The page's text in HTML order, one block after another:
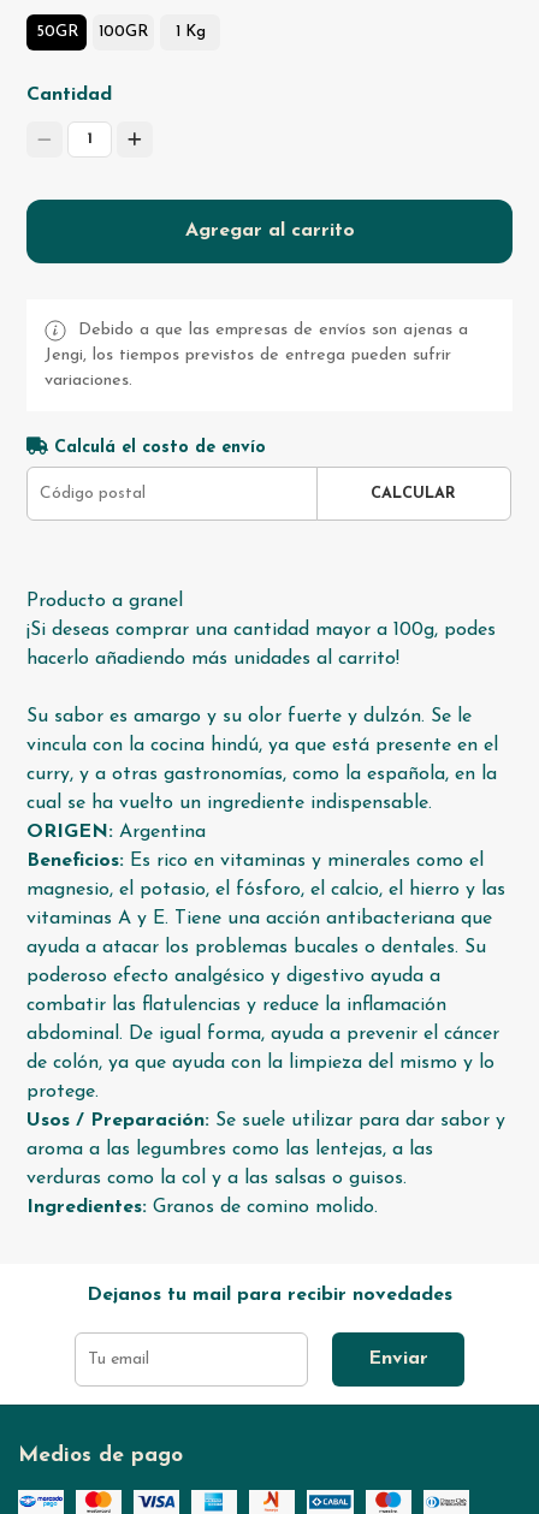
50GR 100GR 1 Kg
Cantidad
1
Agregar al carrito
Debido a que las empresas de envíos son ajenas a
Jengi, los tiempos previstos de entrega pueden sufrir
variaciones.
Calculá el costo de envío
CALCULAR
Producto a granel
¡Si deseas comprar una cantidad mayor a 100g, podes
hacerlo añadiendo más unidades al carrito!
Su sabor es amargo y su olor fuerte y dulzón. Se le
vincula con la cocina hindú, ya que está presente en el
curry, y a otras gastronomías, como la española, en la
cual se ha vuelto un ingrediente indispensable.
ORIGEN:Argentina
Beneficios: Es rico en vitaminas y minerales como el
magnesio, el potasio, el fósforo, el calcio, el hierro y las
vitaminas A y E. Tiene una acción antibacteriana que
ayuda a atacar los problemas bucales o dentales. Su
poderoso efecto analgésico y digestivo ayuda a
combatir las flatulencias y reduce la inflamación
abdominal. De igual forma, ayuda a prevenir el cáncer
de colón, ya que ayuda con la limpieza del mismo y lo
protege.
Usos / Preparación: Se suele utilizar para dar sabor y
aroma a las legumbres como las lentejas, a las
verduras como la col y a las salsas o guisos.
Ingredientes:Granos de comino molido.
Dejanos tu mail para recibir novedades
Enviar
Medios de pago